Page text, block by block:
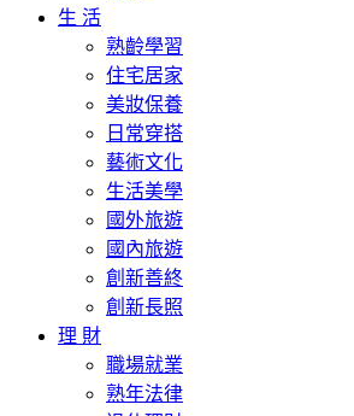
生 活
熟齡學習
住宅居家
美妝保養
日常穿搭
藝術文化
生活美學
國外旅遊
國內旅遊
創新善終
創新長照
理 財
職場就業
熟年法律